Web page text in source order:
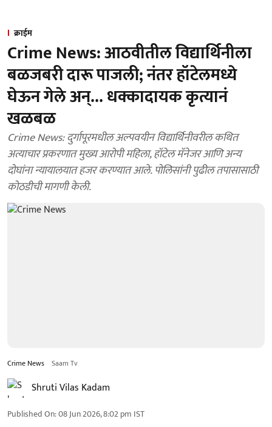
क्राईम
Crime News: आठवीतील विद्यार्थिनीला
बळजबरी दारू पाजली; नंतर हॉटेलमध्ये
घेऊन गेले अन्... धक्कादायक कृत्यानं
खळबळ
Crime News: दुर्गापूरमधील अल्पवयीन विद्यार्थिनीवरील कथित
अत्याचार प्रकरणात मुख्य आरोपी महिला, हॉटेल मॅनेजर आणि अन्य
दोघांना न्यायालयात हजर करण्यात आले. पोलिसांनी पुढील तपासासाठी
कोठडीची मागणी केली.
Crime News Saam Tv
Shruti Vilas Kadam
Published On:08 Jun 2026, 8:02 pm IST